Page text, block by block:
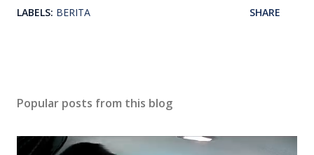
LABELS: BERITA SHARE
Popular posts from this blog